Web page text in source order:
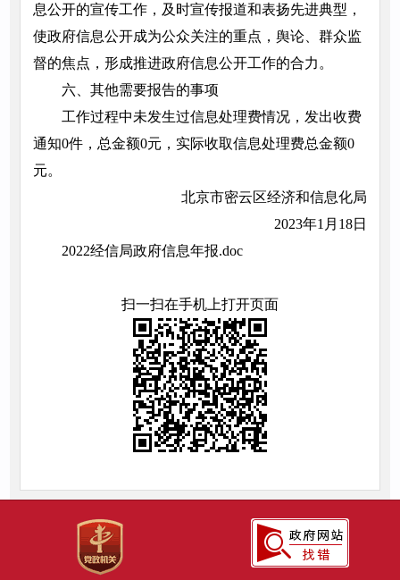
息公开的宣传工作，及时宣传报道和表扬先进典型，
使政府信息公开成为公众关注的重点，舆论、群众监
督的焦点，形成推进政府信息公开工作的合力。
六、其他需要报告的事项
工作过程中未发生过信息处理费情况，发出收费
通知0件，总金额0元，实际收取信息处理费总金额0
元。
北京市密云区经济和信息化局
2023年1月18日
2022经信局政府信息年报.doc
扫一扫在手机上打开页面